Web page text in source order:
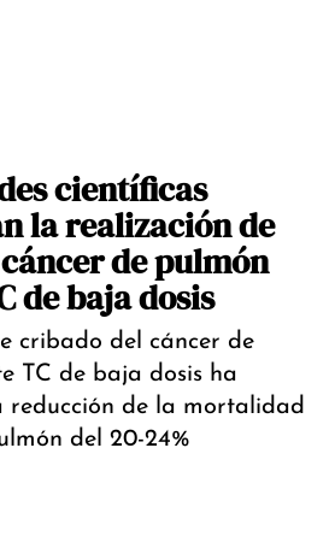
científicas
la realización de
de pulmón
de baja dosis
cribado del cáncer de
TC de baja dosis ha
reducción de la mortalidad
del 20-24%